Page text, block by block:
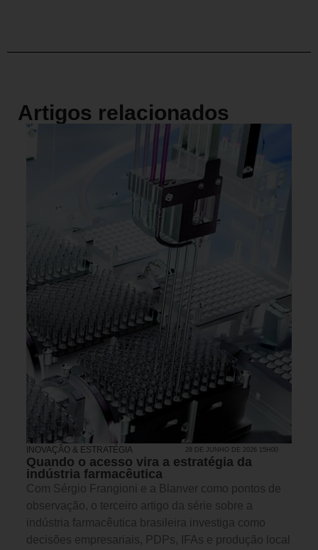
Artigos relacionados
INOVAÇÃO & ESTRATÉGIA 28 DE JUNHO DE 2026 15H00
Quando o acesso vira a estratégia da
indústria farmacêutica
Com Sérgio Frangioni e a Blanver como pontos de
observação, o terceiro artigo da série sobre a
indústria farmacêutica brasileira investiga como
decisões empresariais, PDPs, IFAs e produção local